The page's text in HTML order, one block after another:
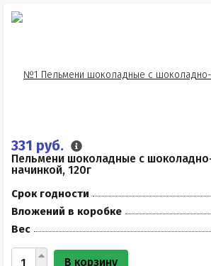
331 руб.
Пельмени шоколадные с
начинкой, 120г
Срок годности
Вложений в коробке
Вес
В корзину